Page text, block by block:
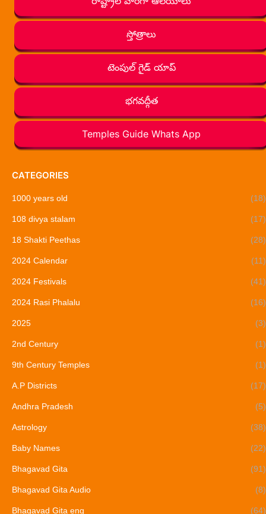
స్తోత్రాలు
టెంపుల్ గైడ్ యాప్
భగవద్గీత
Temples Guide Whats App
CATEGORIES
1000 years old (18)
108 divya stalam (17)
18 Shakti Peethas (28)
2024 Calendar (11)
2024 Festivals (41)
2024 Rasi Phalalu (16)
2025 (3)
2nd Century (1)
9th Century Temples (1)
A.P Districts (17)
Andhra Pradesh (5)
Astrology (38)
Baby Names (22)
Bhagavad Gita (91)
Bhagavad Gita Audio (8)
Bhagavad Gita eng (64)